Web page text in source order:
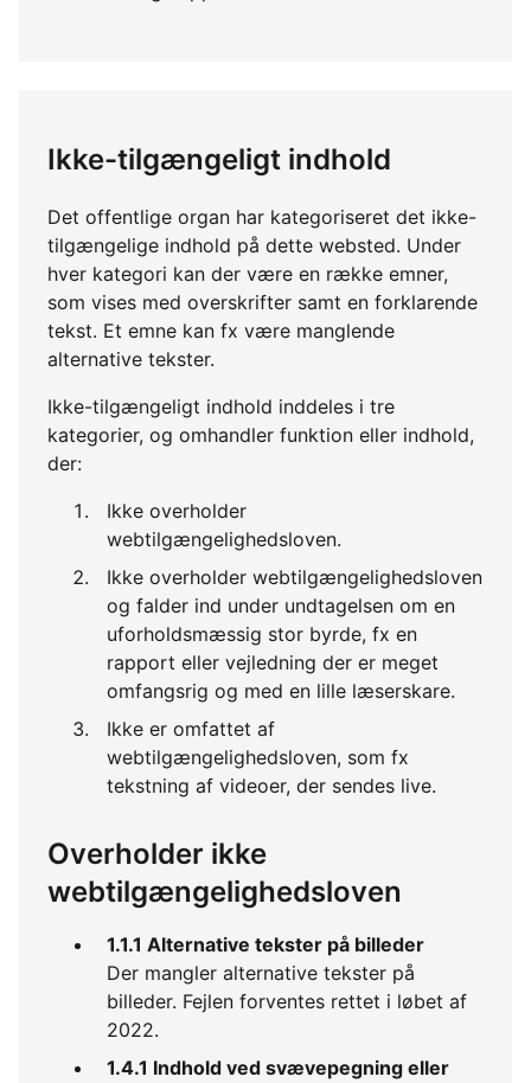
Ikke-tilgængeligt indhold
Det offentlige organ har kategoriseret det ikke-
tilgængelige indhold på dette websted. Under
hver kategori kan der være en række emner,
som vises med overskrifter samt en forklarende
tekst. Et emne kan fx være manglende
alternative tekster.
Ikke-tilgængeligt indhold inddeles i tre
kategorier, og omhandler funktion eller indhold,
der:
Ikke overholder
webtilgængelighedsloven.
Ikke overholder webtilgængelighedsloven
og falder ind under undtagelsen om en
uforholdsmæssig stor byrde, fx en
rapport eller vejledning der er meget
omfangsrig og med en lille læserskare.
Ikke er omfattet af
webtilgængelighedsloven, som fx
tekstning af videoer, der sendes live.
Overholder ikke
webtilgængelighedsloven
1.1.1 Alternative tekster på billeder
Der mangler alternative tekster på
billeder. Fejlen forventes rettet i løbet af
2022.
1.4.1 Indhold ved svævepegning eller